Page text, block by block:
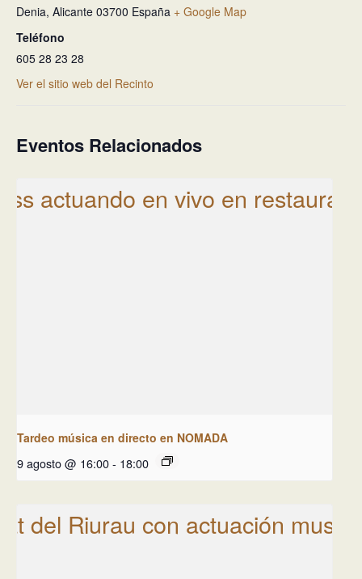
Denia, Alicante 03700 España + Google Map
Teléfono
605 28 23 28
Ver el sitio web del Recinto
Eventos Relacionados
Tardeo música en directo en NOMADA
9 agosto @ 16:00- 18:00